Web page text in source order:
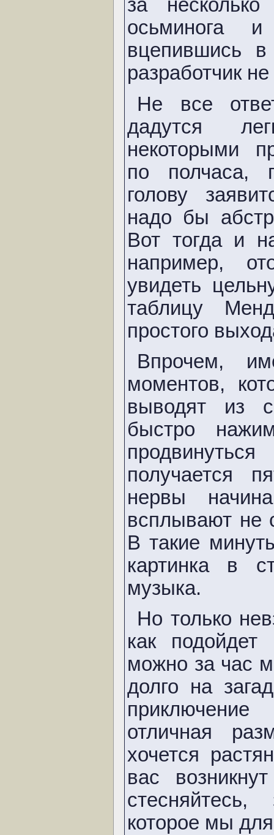
за
осьминога
вцепившись
разработчик
Не все
дадутся
некоторыми
по полчаса,
голову
надо бы
Вот тогда и
например,
увидеть
таблицу
простого
Впрочем,
моментов,
выводят из
быстро
получается
нервы
всплывают не
В такие
картинка в
музыка.
Но только
как
можно за час
долго на
отличная
хочется
вас
которое мы